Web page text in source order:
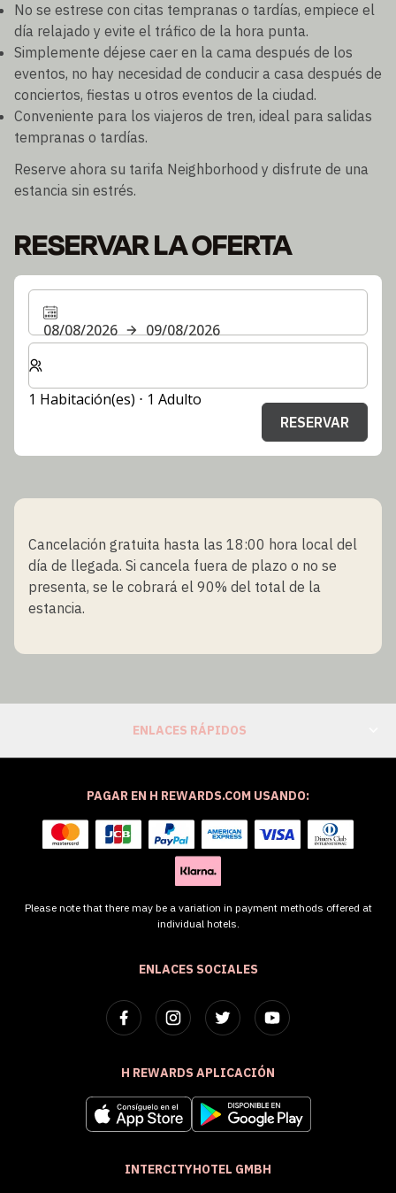
No se estrese con citas tempranas o tardías, empiece el
día relajado y evite el tráfico de la hora punta.
Simplemente déjese caer en la cama después de los
eventos, no hay necesidad de conducir a casa después de
conciertos, fiestas u otros eventos de la ciudad.
Conveniente para los viajeros de tren, ideal para salidas
tempranas o tardías.
Reserve ahora su tarifa Neighborhood y disfrute de una
estancia sin estrés.
RESERVAR LA OFERTA
08/08/2026
09/08/2026
Seleccione el número de habitaciones y huéspedes
1 Habitación(es) ⋅ 1 Adulto
RESERVAR
Cancelación gratuita hasta las 18:00 hora local del
día de llegada. Si cancela fuera de plazo o no se
presenta, se le cobrará el 90% del total de la
estancia.
ENLACES RÁPIDOS
ENLACES SOCIALES
H REWARDS APLICACIÓN
INTERCITYHOTEL GMBH
PAGAR EN H REWARDS.COM USANDO:
Please note that there may be a variation in payment methods offered at
individual hotels.